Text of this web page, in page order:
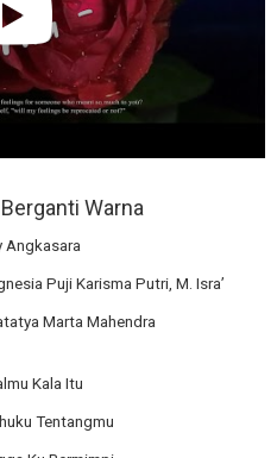
Warna
Angkasara
Puji Karisma Putri, M. Isra’
Marta Mahendra
Kala Itu
Tentangmu